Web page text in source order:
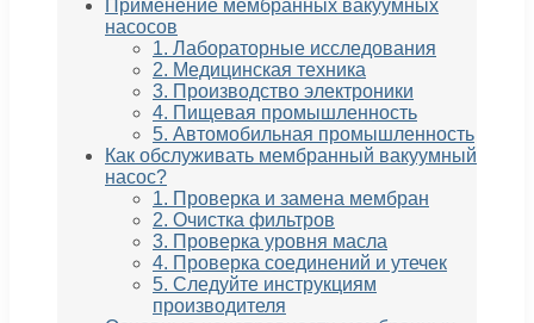
Применение мембранных вакуумных
насосов
1. Лабораторные исследования
2. Медицинская техника
3. Производство электроники
4. Пищевая промышленность
5. Автомобильная промышленность
Как обслуживать мембранный вакуумный
насос?
1. Проверка и замена мембран
2. Очистка фильтров
3. Проверка уровня масла
4. Проверка соединений и утечек
5. Следуйте инструкциям
производителя